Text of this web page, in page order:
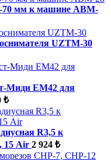
70 мм к машине ABM-
UZTM-30
Миди ЕМ42 для
₺
R3,5 к
15 Air 2 924 ₺